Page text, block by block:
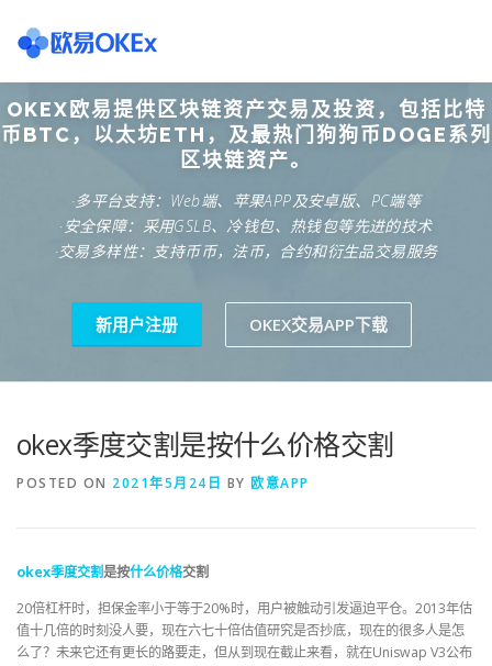
content
欧意交易所 关于欧意OKX 欧意APP下载 欧意注册网
欧意团队 欧意APP资讯 易欧APP下载
OKEX欧易提供区块链资产交易及投资，包括比特
币BTC，以太坊ETH，及最热门狗狗币DOGE系列
区块链资产。
·多平台支持：Web端、苹果APP及安卓版、PC端等
·安全保障：采用GSLB、冷钱包、热钱包等先进的技术
·交易多样性：支持币币，法币，合约和衍生品交易服务
新用户注册 OKEX交易APP下载
okex季度交割是按什么价格交割
POSTED ON 2021年5月24日 BY 欧意APP
okex季度交割是按什么价格交割
20倍杠杆时，担保金率小于等于20%时，用户被触动引发逼迫平仓。2013年估
值十几倍的时刻没人要，现在六七十倍估值研究是否抄底，现在的很多人是怎
么了？未来它还有更长的路要走，但从到现在截止来看，就在Uniswap V3公布